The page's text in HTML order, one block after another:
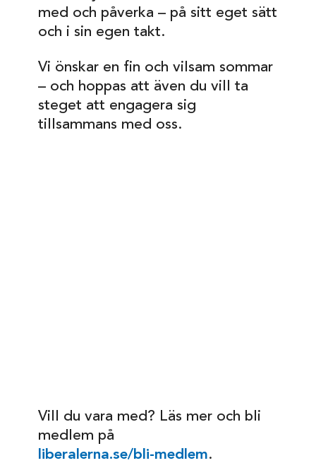
med och påverka – på sitt eget sätt
och i sin egen takt.
Vi önskar en fin och vilsam sommar
– och hoppas att även du vill ta
steget att engagera sig
tillsammans med oss.
Vill du vara med? Läs mer och bli
medlem på
liberalerna.se/bli-medlem.